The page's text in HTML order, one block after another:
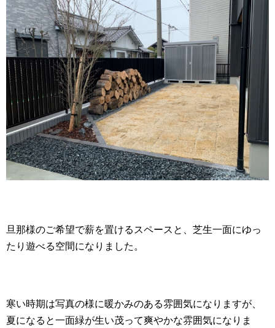
旦那様のご希望で薪を置けるスペースと、芝生一面にゆっ
たり遊べる空間になりました。
寒い時期は写真の様に暖かみのある雰囲気になりますが、
夏になると一面緑が生い茂って爽やかな雰囲気になりま